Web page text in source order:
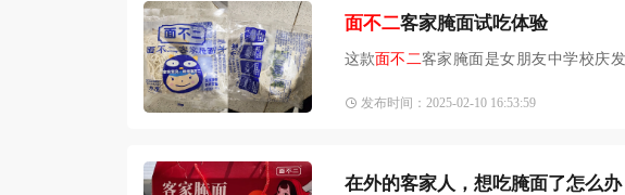
面不二客家腌面试吃体验
这款面不二客家腌面是女朋友中学校庆
发布时间：2025-02-10 16:53:59
在外的客家人，想吃腌面了怎么办